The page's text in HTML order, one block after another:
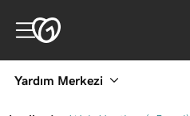
Yardım Merkezi